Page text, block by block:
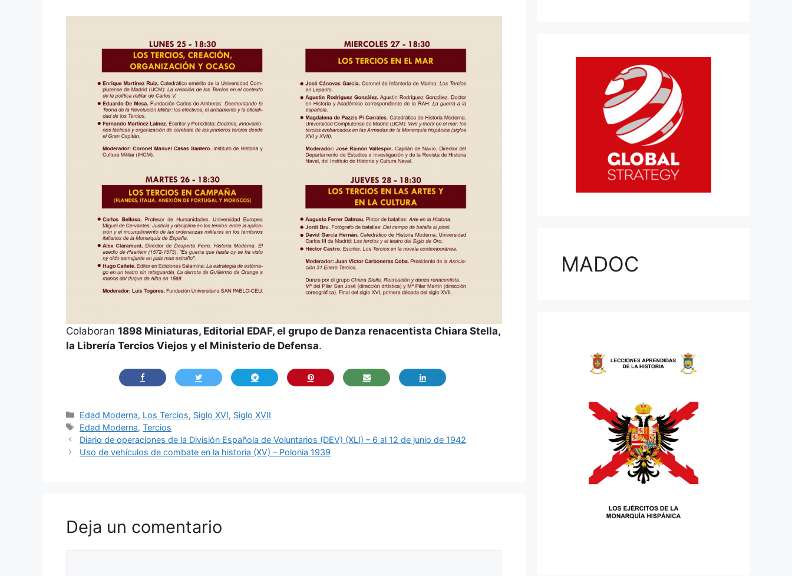
Colaboran 1898 Miniaturas, Editorial EDAF, el grupo de Danza renacentista Chiara Stella,
la Librería Tercios Viejos y el Ministerio de Defensa.
Categorías
Edad Moderna, Los Tercios, Siglo XVI, Siglo XVII
Etiquetas
Edad Moderna,Tercios
Diario de operaciones de la División Española de Voluntarios (DEV) (XLI) – 6 al 12 de junio de 1942
Uso de vehículos de combate en la historia (XV) – Polonia 1939
Deja un comentario
MADOC